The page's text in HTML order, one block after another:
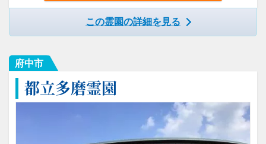
この霊園の詳細を見る
府中市
都立多磨霊園